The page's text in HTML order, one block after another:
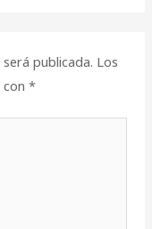
publicada. Los
*